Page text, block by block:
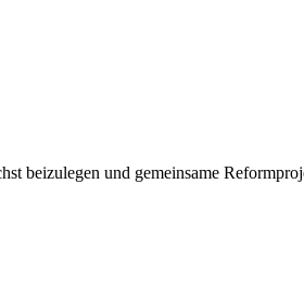
beizulegen und gemeinsame